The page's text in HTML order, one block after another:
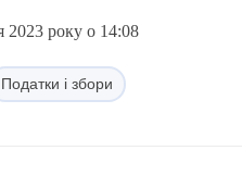
2023 року о 14:08
Податки і збори